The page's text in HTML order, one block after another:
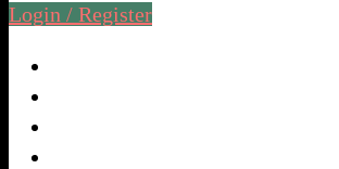
Login / Register